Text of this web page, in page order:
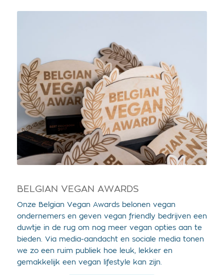
BELGIAN VEGAN AWARDS
Onze Belgian Vegan Awards belonen vegan
ondernemers en geven vegan friendly bedrijven een
duwtje in de rug om nog meer vegan opties aan te
bieden. Via media-aandacht en sociale media tonen
we zo een ruim publiek hoe leuk, lekker en
gemakkelijk een vegan lifestyle kan zijn.